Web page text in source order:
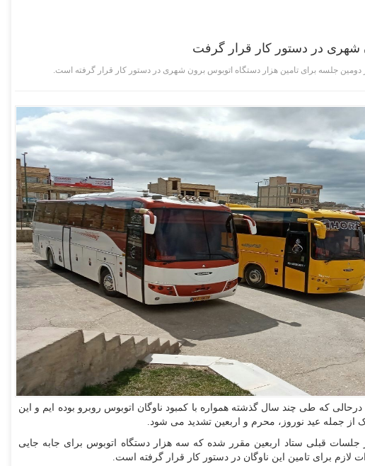
شهری در دستور کار قرار گرفت
دومین جلسه برای تامین هزار دستگاه اتوبوس برون شهری در دستور کار قرار گرفته است.
درحالی که طی چند سال گذشته همواره با کمبود ناوگان اتوبوس روبرو بوده ایم و این
از جمله عید نوروز، محرم و اربعین تشدید می شود.
جلسات قبلی ستاد اربعین مقرر شده که سه هزار دستگاه اتوبوس برای جابه جایی
لازم برای تامین این ناوگان در دستور کار قرار گرفته است.